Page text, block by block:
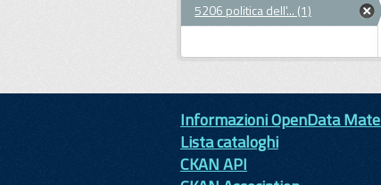
5206 politica dell'... (1)
Informazioni OpenData
Lista cataloghi
CKAN API